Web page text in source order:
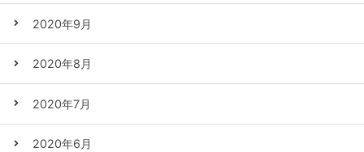
2020年9月
2020年8月
2020年7月
2020年6月